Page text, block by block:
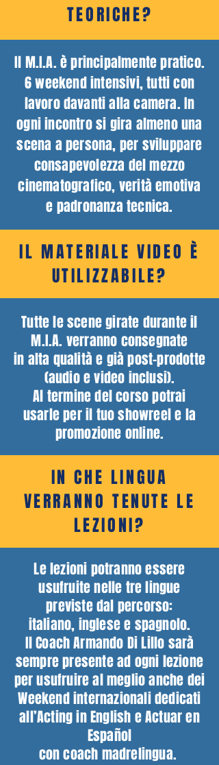
TEORICHE?
Il M.I.A. è principalmente pratico.
6 weekend intensivi, tutti con
lavoro davanti alla camera. In
ogni incontro si gira almeno una
scena a persona, per sviluppare
consapevolezza del mezzo
cinematografico, verità emotiva
e padronanza tecnica.
IL MATERIALE VIDEO È
UTILIZZABILE?
Tutte le scene girate durante il
M.I.A. verranno consegnate
in alta qualità e giàpost-prodotte
(audio e video inclusi).
Al termine del corso potrai
usarle per il tuo showreel e la
promozione online.
IN CHE LINGUA
VERRANNO TENUTE LE
LEZIONI?
Le lezioni potranno essere
usufruite nelle tre lingue
previste dal percorso:
italiano, inglese e spagnolo.
Il Coach Armando Di Lillo sarà
sempre presente ad ogni lezione
per usufruire al meglio anche dei
Weekend internazionali dedicati
all’Acting in English e Actuar en
Español
con coach madrelingua.